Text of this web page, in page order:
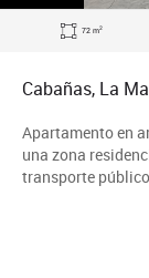
72 m2
Cabañas, La
Apartamento en
una zona
transporte